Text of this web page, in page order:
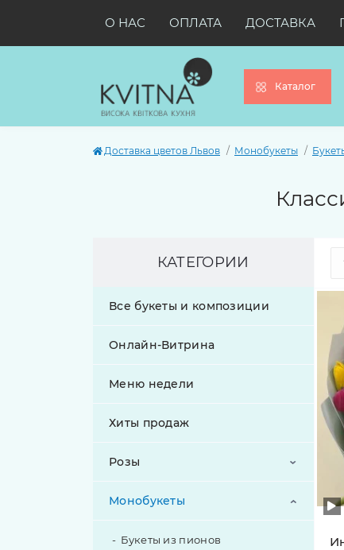
О НАС ОПЛАТА ДОСТАВКА
Каталог
Доставка цветов Львов Монобукеты
КАТЕГОРИИ
Все букеты и композиции
Онлайн-Витрина
Меню недели
Хиты продаж
Розы
Букеты из пионовидных роз
Букеты из роз
Монобукеты
Букеты из пионов